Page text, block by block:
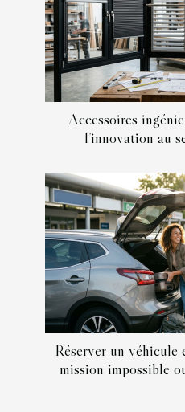
Accessoires
l’innovation au
Réserver un véhicule
mission impossible